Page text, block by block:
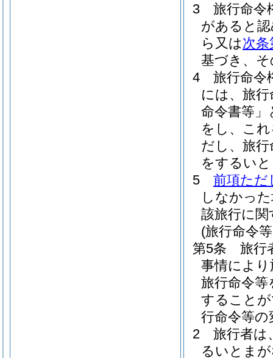
3
旅行命令
があると
ら又は次条
基づき、
4
旅行命令
には、旅
命令書等」
をし、こ
だし、旅
をするい
5
前項ただ
しなかっ
該旅行に
(旅行命令
第5条
旅行
事情によ
旅行命令
すること
行命令等
2
旅行者は
るいとま